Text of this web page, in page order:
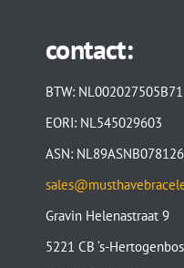
contact:
BTW: NL002027505B71
EORI: NL545029603
ASN:
Gravin Helenastraat 9
5221 CB ‘s-